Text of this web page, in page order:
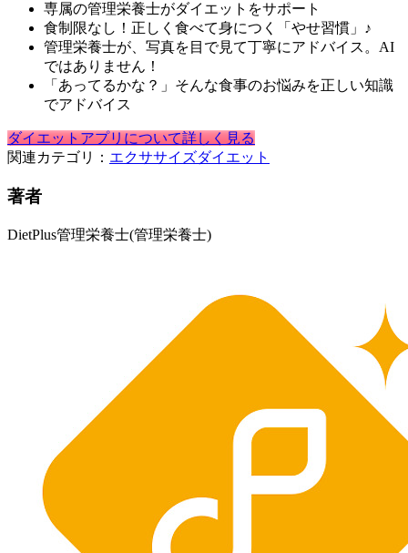
専属の管理栄養士がダイエットをサポート
食制限なし！正しく食べて身につく「やせ習慣」♪
管理栄養士が、写真を目で見て丁寧にアドバイス。AI
ではありません！
「あってるかな？」そんな食事のお悩みを正しい知識
でアドバイス
ダイエットアプリについて詳しく見る
関連カテゴリ： エクササイズダイエット
著者
DietPlus管理栄養士(管理栄養士)